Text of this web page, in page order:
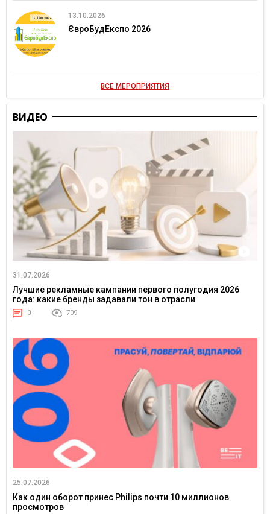
13.10.2026
ЄвроБудЕкспо 2026
ВСЕ МЕРОПРИЯТИЯ
ВИДЕО
31.07.2026
Лучшие рекламные кампании первого полугодия 2026
года: какие бренды задавали тон в отрасли
0 709
25.07.2026
Как один оборот принес Philips почти 10 миллионов
просмотров